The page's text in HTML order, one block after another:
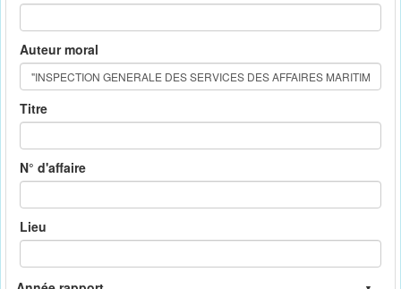
Auteur moral
Titre
N° d'affaire
Lieu